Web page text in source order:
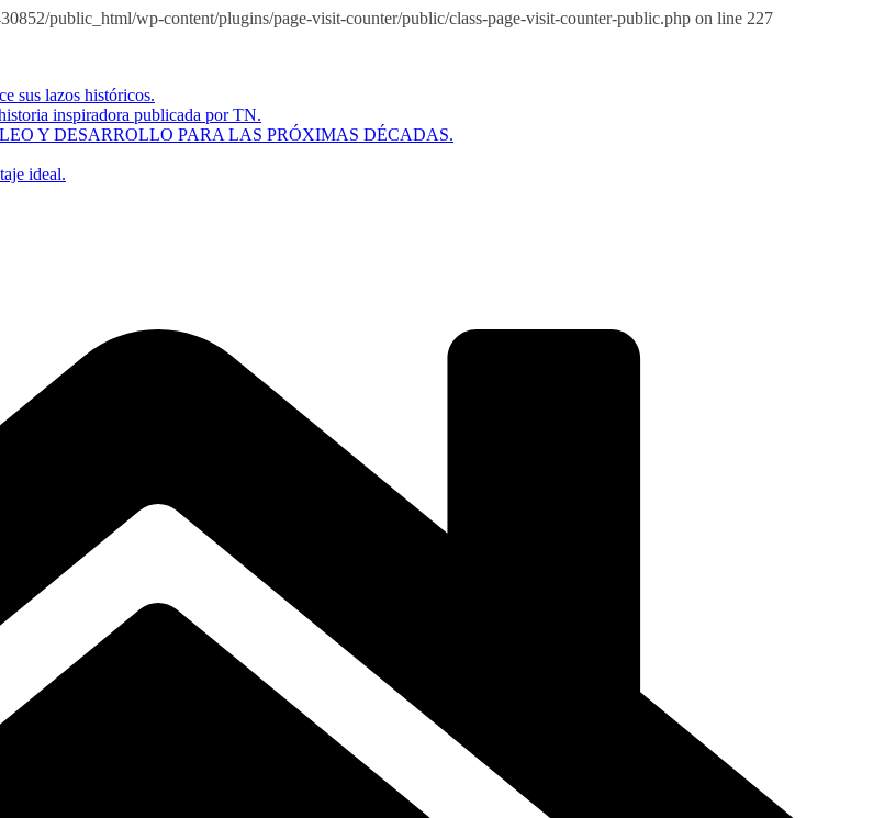
public_html/wp-content/plugins/page-visit-counter/public/class-page-visit-counter-public.php on line 227
sus lazos históricos.
inspiradora publicada por TN.
Y DESARROLLO PARA LAS PRÓXIMAS DÉCADAS.
ideal.